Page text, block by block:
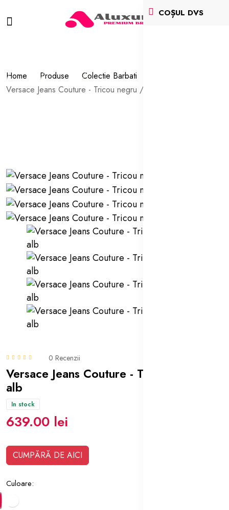
COȘUL DVS
Home Produse Colectie Barbati
Versace Jeans Couture - Tricou negru / alb
0 Recenzii
Versace Jeans Couture - Tricou negru /
alb
In stock
639.00 lei
CUMPĂRĂ DE AICI
Culoare: